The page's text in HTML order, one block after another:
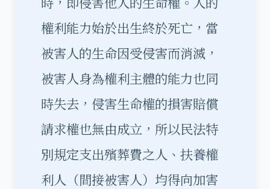
權利能力始於出生終於死亡，當
被害人的生命因受侵害而消滅，
被害人身為權利主體的能力也同
時失去，侵害生命權的損害賠償
請求權也無由成立，所以民法特
別規定支出殯葬費之人、扶養權
利人（間接被害人）均得向加害